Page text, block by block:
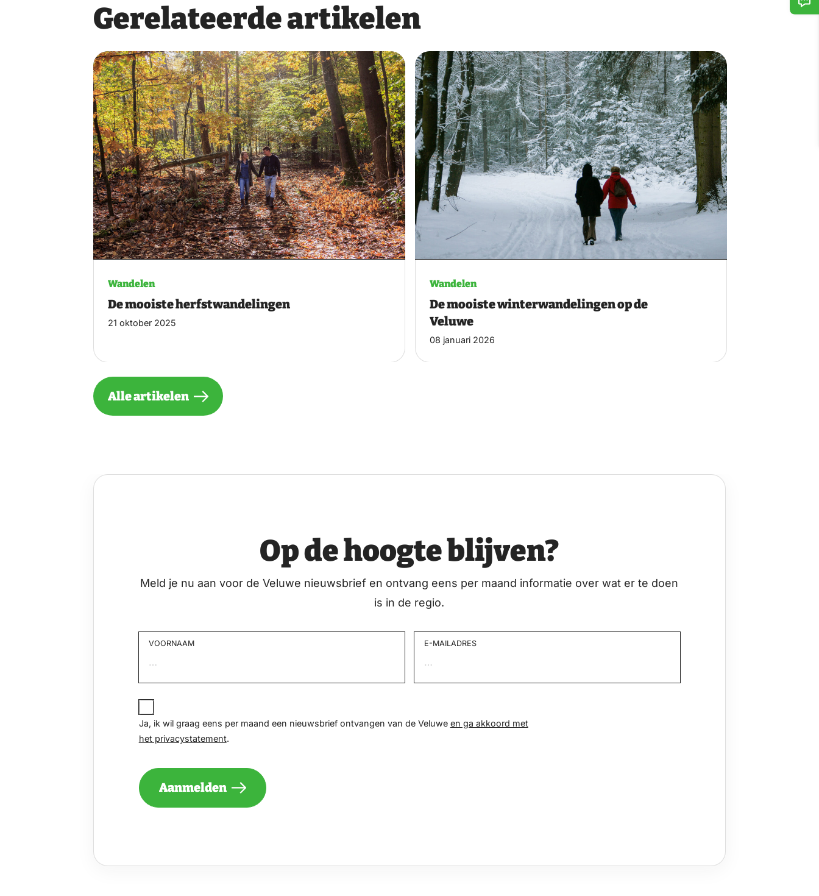
Gerelateerde artikelen
Wandelen
De mooiste herfstwandelingen
21 oktober 2025
Wandelen
De mooiste winterwandelingen op de
Veluwe
08 januari 2026
Alle artikelen
Op de hoogte blijven?
Meld je nu aan voor de Veluwe nieuwsbrief en ontvang eens per maand informatie over wat er te doen
is in de regio.
VOORNAAM E-MAILADRES
JA,
IK
WIL
GRAAG
PER
MAAND
EEN
NIEUWSBRIEF
Ja, ik wil graag eens per maand een nieuwsbrief ontvangen van de Veluwe en ga akkoord met
het privacystatement.
Aanmelden